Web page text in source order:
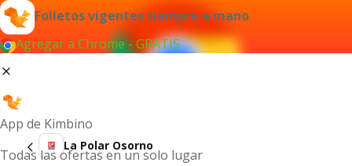
Folletos vigentes siempre a mano
Agregar a Chrome - GRATIS
App de Kimbino
Todas las ofertas en un solo lugar
La Polar Osorno